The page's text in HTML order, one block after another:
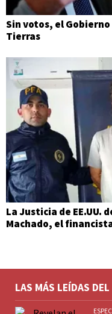
Sin votos, el
Tierras
La Justicia de EE.UU.
Machado, el
LAS MÁS LEÍDAS